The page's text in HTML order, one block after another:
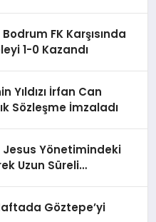
FK Karşısında
1-0 Kazandı
Yıldızı İrfan Can
Sözleşme İmzaladı
Jesus Yönetimindeki
Uzun Süreli
Göztepe’yi